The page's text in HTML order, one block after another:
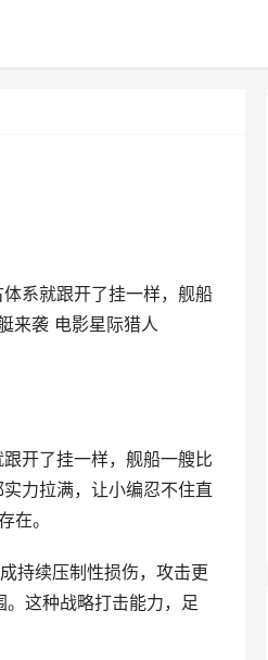
系就跟开了挂一样，舰船
来袭 电影星际猎人
开了挂一样，舰船一艘比
力拉满，让小编忍不住直
在。
持续压制性损伤，攻击更
这种战略打击能力，足